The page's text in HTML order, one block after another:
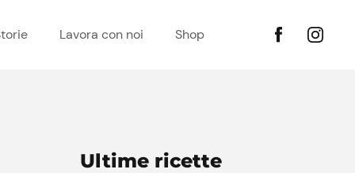
Lavora con noi Shop
Ultime ricette